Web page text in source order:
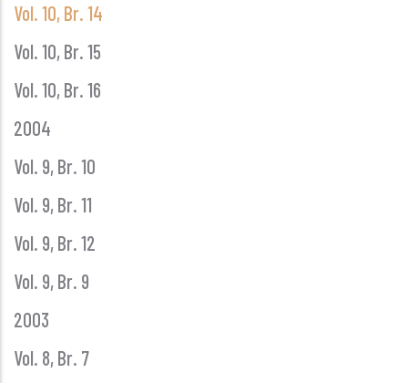
Vol. 10, Br. 14
Vol. 10, Br. 15
Vol. 10, Br. 16
2004
Vol. 9, Br. 10
Vol. 9, Br. 11
Vol. 9, Br. 12
Vol. 9, Br. 9
2003
Vol. 8, Br. 7